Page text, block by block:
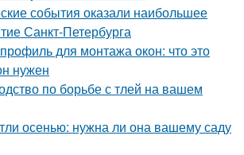
события оказали наибольшее
Санкт-Петербурга
для монтажа окон: что это
нужен
по борьбе с тлей на вашем
осенью: нужна ли она вашему саду